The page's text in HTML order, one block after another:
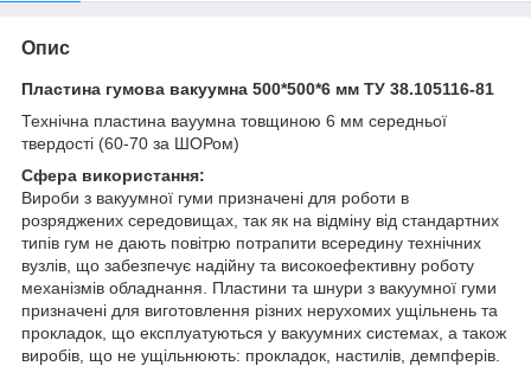
Опис
Пластина гумова вакуумна 500*500*6 мм ТУ 38.105116-81
Технічна пластина вауумна товщиною 6 мм середньої
твердості (60-70 за ШОРом)
Сфера використання:
Вироби з вакуумної гуми призначені для роботи в
розряджених середовищах, так як на відміну від стандартних
типів гум не дають повітрю потрапити всередину технічних
вузлів, що забезпечує надійну та високоефективну роботу
механізмів обладнання. Пластини та шнури з вакуумної гуми
призначені для виготовлення різних нерухомих ущільнень та
прокладок, що експлуатуються у вакуумних системах, а також
виробів, що не ущільнюють: прокладок, настилів, демпферів.